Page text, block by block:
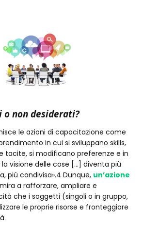
non desiderati?
le azioni di capacitazione come
in cui si sviluppano skills,
tacite, si modificano preferenze e in
visione delle cose […] diventa più
più condivisa».4 Dunque, un’azione
a rafforzare, ampliare e
che i soggetti (singoli o in gruppo,
le proprie risorse e fronteggiare